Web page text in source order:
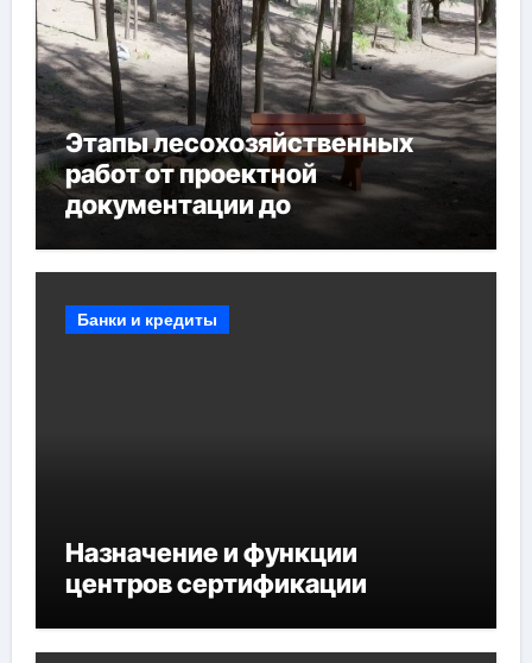
Этапы лесохозяйственных
работ от проектной
документации до
мероприятий и обустройства
Банки и кредиты
Назначение и функции
центров сертификации